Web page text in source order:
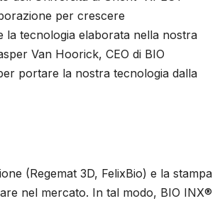
per crescere
la tecnologia elaborata nella nostra
Van Hoorick, CEO di BIO
portare la nostra tecnologia dalla
(Regemat 3D, FelixBio) e la stampa
nel mercato. In tal modo, BIO INX®